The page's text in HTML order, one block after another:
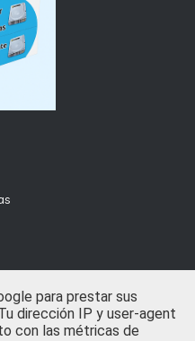
para prestar sus
dirección IP y user-agent
con las métricas de